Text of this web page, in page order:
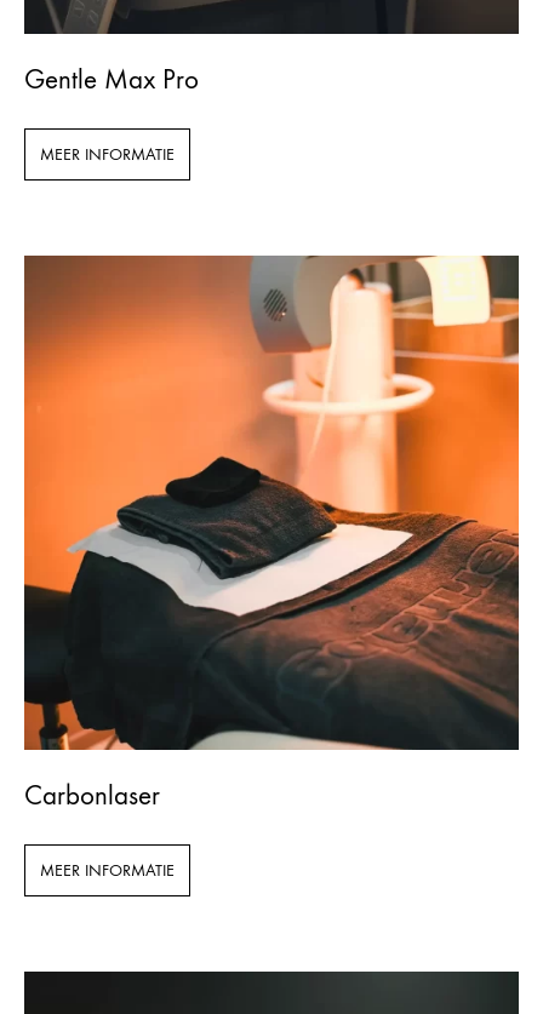
Gentle Max Pro
MEER INFORMATIE
Carbonlaser
MEER INFORMATIE